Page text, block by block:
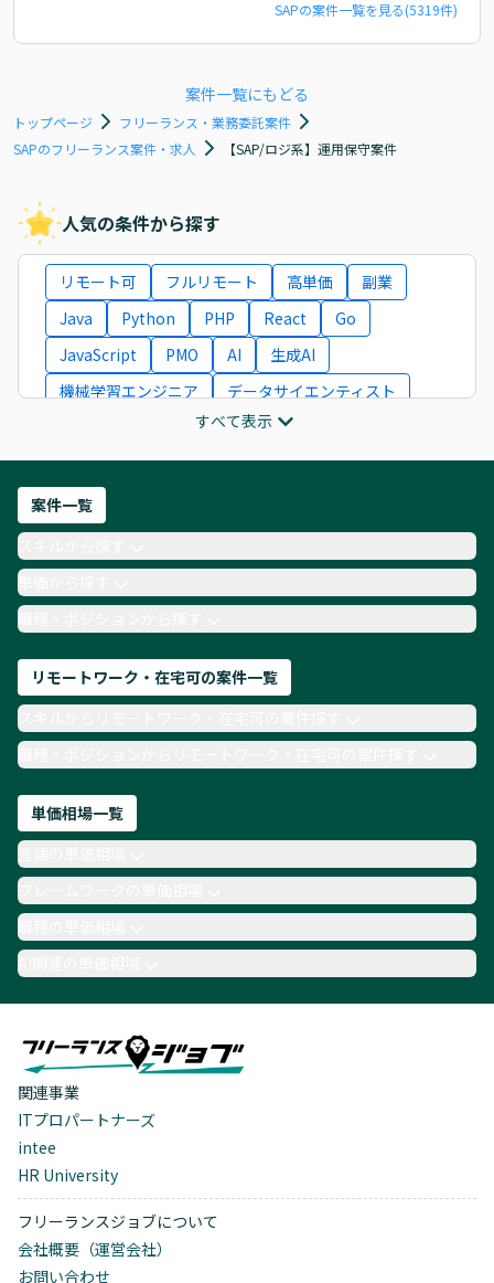
SAPの案件一覧を見る(5319件)
案件一覧にもどる
トップページ
フリーランス・業務委託案件
SAPのフリーランス案件・求人
【SAP/ロジ系】運用保守案件
人気の条件から探す
リモート可 フルリモート 高単価
副業
Java
Python PHP React
Go
JavaScript
PMO AI
生成AI
機械学習エンジニア
データサイエンティスト
ITコンサルタント
フロントエンドエンジニア
ネットワークエンジニア
AIエンジニア
Webデザイナー
月収100万円 業務委託
COBOL
Ruby
TypeScript
Laravel AWS
すべて表示
案件一覧
単価から探す
職種・ポジションから探す
リモートワーク・在宅可の案件一覧
職種・ポジションからリモートワーク・在宅可の案件探す
単価相場一覧
職種の単価相場
AI関連の単価相場
関連事業
ITプロパートナーズ
intee
HR University
フリーランスジョブについて
会社概要（運営会社）
お問い合わせ